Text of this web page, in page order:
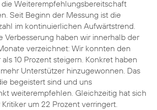
Weiterempfehlungsbereitschaft
Seit Beginn der Messung ist die
im kontinuierlichen Aufwärtstrend.
Verbesserung haben wir innerhalb der
verzeichnet: Wir konnten den
10 Prozent steigern. Konkret haben
Unterstützer hinzugewonnen. Das
begeistert sind und uns
weiterempfehlen. Gleichzeitig hat sich
um 22 Prozent verringert.